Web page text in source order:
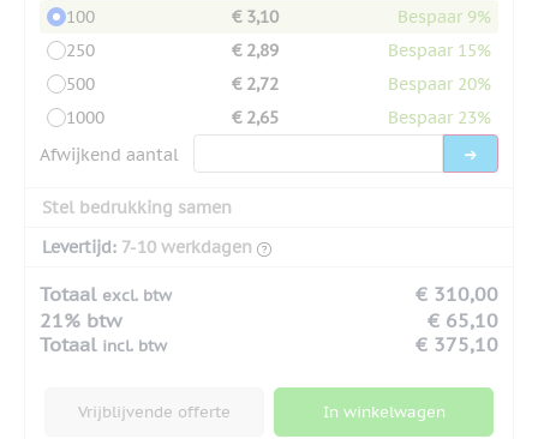
100
€ 3,10
Bespaar 9%
250
€ 2,89
Bespaar 15%
500
€ 2,72
Bespaar 20%
1000
€ 2,65
Bespaar 23%
Afwijkend aantal
Stel bedrukking samen
Levertijd: 7-10 werkdagen
Totaal excl. btw
€ 310,00
21% btw
€ 65,10
Totaal incl. btw € 375,10
Vrijblijvende offerte In winkelwagen